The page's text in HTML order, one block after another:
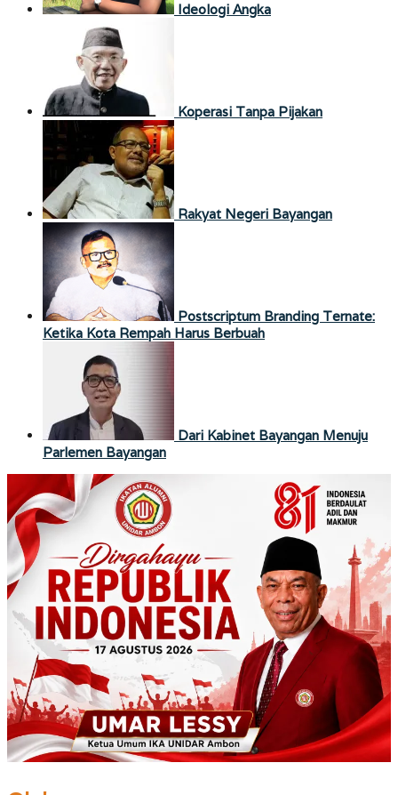
Ideologi Angka
Koperasi Tanpa Pijakan
Rakyat Negeri Bayangan
Postscriptum Branding Ternate:
Ketika Kota Rempah Harus Berbuah
Dari Kabinet Bayangan Menuju
Parlemen Bayangan